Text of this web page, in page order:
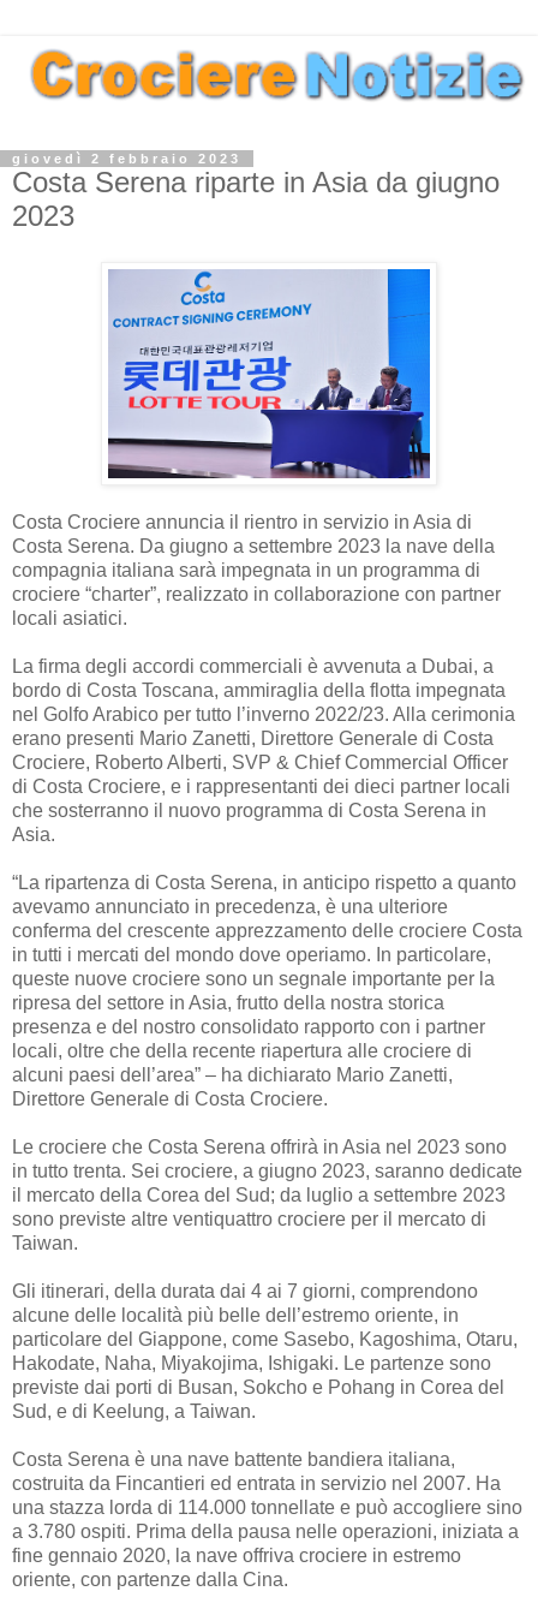
giovedì 2 febbraio 2023
Costa Serena riparte in Asia da giugno
2023
Costa Crociere annuncia il rientro in servizio in Asia di
Costa Serena. Da giugno a settembre 2023 la nave della
compagnia italiana sarà impegnata in un programma di
crociere “charter”, realizzato in collaborazione con partner
locali asiatici.
La firma degli accordi commerciali è avvenuta a Dubai, a
bordo di Costa Toscana, ammiraglia della flotta impegnata
nel Golfo Arabico per tutto l’inverno 2022/23. Alla cerimonia
erano presenti Mario Zanetti, Direttore Generale di Costa
Crociere, Roberto Alberti, SVP & Chief Commercial Officer
di Costa Crociere, e i rappresentanti dei dieci partner locali
che sosterranno il nuovo programma di Costa Serena in
Asia.
“La ripartenza di Costa Serena, in anticipo rispetto a quanto
avevamo annunciato in precedenza, è una ulteriore
conferma del crescente apprezzamento delle crociere Costa
in tutti i mercati del mondo dove operiamo. In particolare,
queste nuove crociere sono un segnale importante per la
ripresa del settore in Asia, frutto della nostra storica
presenza e del nostro consolidato rapporto con i partner
locali, oltre che della recente riapertura alle crociere di
alcuni paesi dell’area” – ha dichiarato Mario Zanetti,
Direttore Generale di Costa Crociere.
Le crociere che Costa Serena offrirà in Asia nel 2023 sono
in tutto trenta. Sei crociere, a giugno 2023, saranno dedicate
il mercato della Corea del Sud; da luglio a settembre 2023
sono previste altre ventiquattro crociere per il mercato di
Taiwan.
Gli itinerari, della durata dai 4 ai 7 giorni, comprendono
alcune delle località più belle dell’estremo oriente, in
particolare del Giappone, come Sasebo, Kagoshima, Otaru,
Hakodate, Naha, Miyakojima, Ishigaki. Le partenze sono
previste dai porti di Busan, Sokcho e Pohang in Corea del
Sud, e di Keelung, a Taiwan.
Costa Serena è una nave battente bandiera italiana,
costruita da Fincantieri ed entrata in servizio nel 2007. Ha
una stazza lorda di 114.000 tonnellate e può accogliere sino
a 3.780 ospiti. Prima della pausa nelle operazioni, iniziata a
fine gennaio 2020, la nave offriva crociere in estremo
oriente, con partenze dalla Cina.